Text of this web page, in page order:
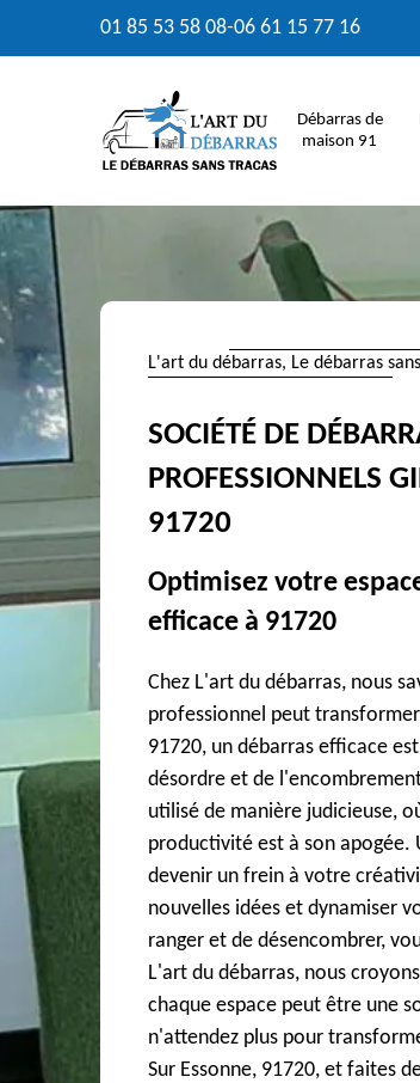
01 85 53 58 08-06 61 15 77 16
Débarras de
maison 91
L'art du débarras, Le débarras
SOCIÉTÉ DE
PROFESSIONNELS
91720
Optimisez votre
efficace à 91720
Chez L'art du débarras, nous
professionnel peut
91720, un débarras efficace
désordre et de
utilisé de manière judicieuse,
productivité est à son
devenir un frein à votre
nouvelles idées et dynamiser
ranger et de désencombrer,
L'art du débarras, nous
chaque espace peut être une
n'attendez plus pour
Sur Essonne, 91720, et faites